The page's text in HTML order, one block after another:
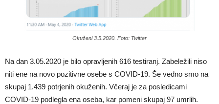
Okuženi 3.5.2020. Foto: Twitter
Na dan 3.05.2020 je bilo opravljenih 616 testiranj. Zabeležili niso
niti ene na novo pozitivne osebe s COVID-19. Še vedno smo na
skupaj 1.439 potrjenih okuženih. Včeraj je za posledicami
COVID-19 podlegla ena oseba, kar pomeni skupaj 97 umrlih.